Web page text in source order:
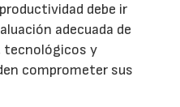
debe ir
adecuada de
tecnológicos y
comprometer sus